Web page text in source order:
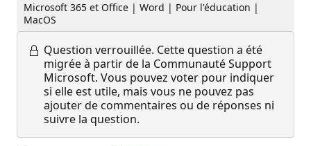
Microsoft 365 et Office | Word | Pour l'éducation |
MacOS
Question verrouillée. Cette question a été
migrée à partir de la Communauté Support
Microsoft. Vous pouvez voter pour indiquer
si elle est utile, mais vous ne pouvez pas
ajouter de commentaires ou de réponses ni
suivre la question.